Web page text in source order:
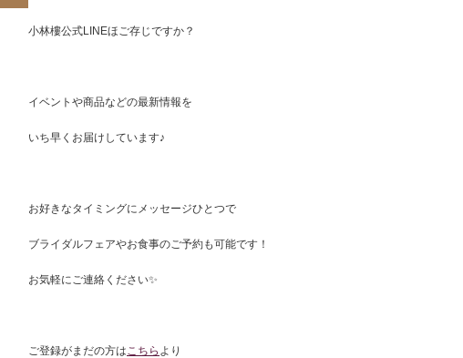
小林樓公式LINEほご存じですか？
イベントや商品などの最新情報を
いち早くお届けしています♪
お好きなタイミングにメッセージひとつで
ブライダルフェアやお食事のご予約も可能です！
お気軽にご連絡ください✨
ご登録がまだの方はこちら より